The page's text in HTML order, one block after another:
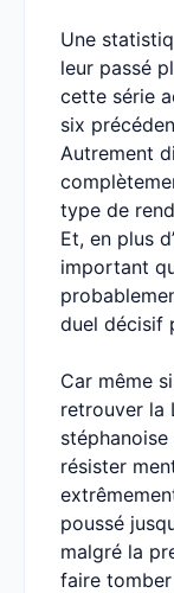
Une
leur passé
cette série
six
Autrement
type de
Et, en plus
important
duel décisif
Car même
retrouver la
résister
poussé
malgré la
faire